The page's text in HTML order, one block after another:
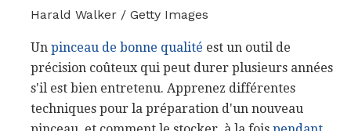
Harald Walker / Getty Images
Un pinceau de bonne qualité est un outil de
précision coûteux qui peut durer plusieurs années
s'il est bien entretenu. Apprenez différentes
techniques pour la préparation d'un nouveau